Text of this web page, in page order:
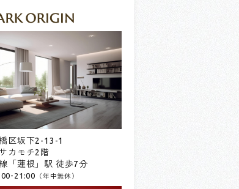
区坂下2-13-1
カモチ2階
「蓮根」駅 徒歩7分
21:00 （年中無休）